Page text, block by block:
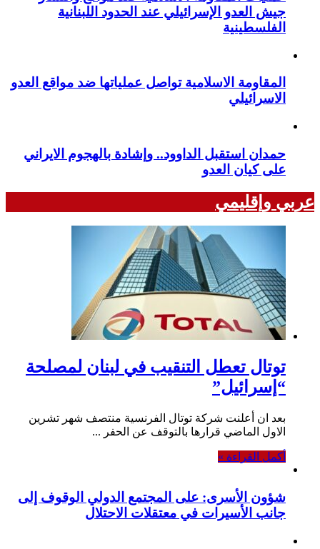
جيش العدو الإسرائيلي عند الحدود اللبنانية
الفلسطينية
المقاومة الاسلامية تواصل عملياتها ضد مواقع العدو
الاسرائيلي
حمدان استقبل الداوود.. وإشادة بالهجوم الايراني
على كيان العدو
عربي وإقليمي
توتال تعطل التنقيب في لبنان لمصلحة
“إسرائيل”
بعد ان أعلنت شركة توتال الفرنسية منتصف شهر تشرين
الاول الماضي قرارها بالتوقف عن الحفر ...
أكمل القراءة »
شؤون الأسرى: على المجتمع الدولي الوقوف إلى
جانب الأسيرات في معتقلات الاحتلال